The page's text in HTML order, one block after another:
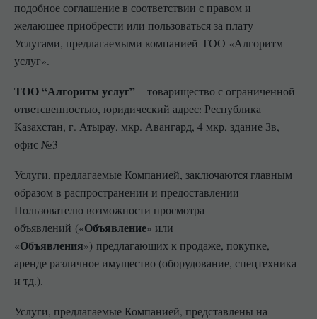
подобное соглашение в соответствии с правом и
желающее приобрести или пользоваться за плату
Услугами, предлагаемыми компанией ТОО «Алгоритм
услуг».
ТОО “Алгоритм услуг” – товарищество с ограниченной
ответсвенностью, юридический адрес: Республика
Казахстан, г. Атырау, мкр. Авангард, 4 мкр, здание Зв,
офис №3
Услуги, предлагаемые Компанией, заключаются главным
образом в распространении и предоставлении
Пользователю возможности просмотра
объявлений («Объявление» или
«Объявления») предлагающих к продаже, покупке,
аренде различное имущество (оборудование, спецтехника
и тд.).
Услуги, предлагаемые Компанией, представлены на